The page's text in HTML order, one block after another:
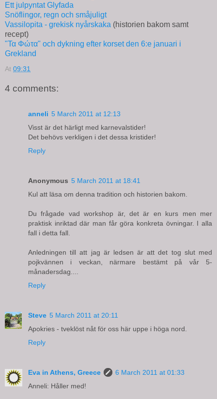
Ett julpyntat Glyfada
Snöflingor, regn och småjuligt
Vassilopita - grekisk nyårskaka (historien bakom samt
recept)
"Τα Φώτα" och dykning efter korset den 6:e januari i
Grekland
At 09:31
4 comments:
anneli 5 March 2011 at 12:13
Visst är det härligt med karnevalstider!
Det behövs verkligen i det dessa kristider!
Reply
Anonymous 5 March 2011 at 18:41
Kul att läsa om denna tradition och historien bakom.
Du frågade vad workshop är, det är en kurs men mer
praktisk inriktad där man får göra konkreta övningar. I alla
fall i detta fall.
Anledningen till att jag är ledsen är att det tog slut med
pojkvännen i veckan, närmare bestämt på vår 5-
månadersdag....
Reply
Steve 5 March 2011 at 20:11
Apokries - tveklöst nåt för oss här uppe i höga nord.
Reply
Eva in Athens, Greece
6 March 2011 at 01:33
Anneli: Håller med!